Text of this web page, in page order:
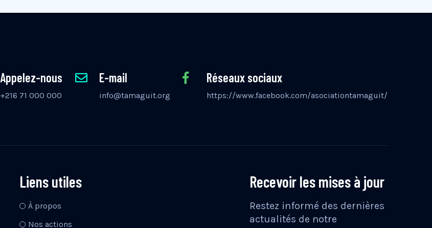
Appelez-nous
+216 71 000 000
E-mail
info@tamaguit.org
Réseaux sociaux
https://www.facebook.com/asociationtamaguit/
Liens utiles
À propos
Nos actions
Recevoir les mises à jour
Restez informé des dernières
actualités de notre